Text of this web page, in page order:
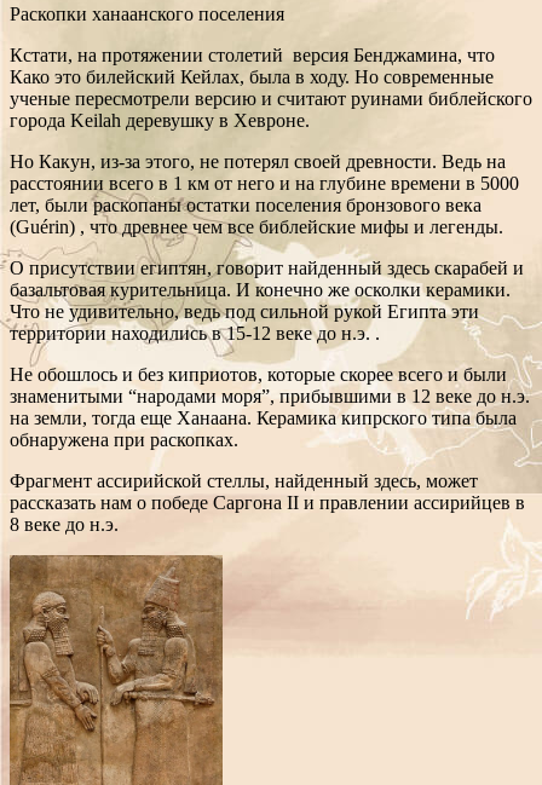
Раскопки ханаанского поселения
Кстати, на протяжении столетий версия Бенджамина, что
Како это билейский Кейлах, была в ходу. Но современные
ученые пересмотрели версию и считают руинами библейского
города Keilah деревушку в Хевроне.
Но Какун, из-за этого, не потерял своей древности. Ведь на
расстоянии всего в 1 км от него и на глубине времени в 5000
лет, были раскопаны остатки поселения бронзового века
(Guérin) , что древнее чем все библейские мифы и легенды.
О присутствии египтян, говорит найденный здесь скарабей и
базальтовая курительница. И конечно же осколки керамики.
Что не удивительно, ведь под сильной рукой Египта эти
территории находились в 15-12 веке до н.э. .
Не обошлось и без киприотов, которые скорее всего и были
знаменитыми “народами моря”, прибывшими в 12 веке до н.э.
на земли, тогда еще Ханаана. Керамика кипрского типа была
обнаружена при раскопках.
Фрагмент ассирийской стеллы, найденный здесь, может
рассказать нам о победе Саргона II и правлении ассирийцев в
8 веке до н.э.